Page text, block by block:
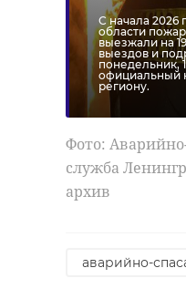
С начала 2026
области
выезжали на
выездов и
понедельник,
официальный
региону.
Фото:
служба
архив
аварийно-